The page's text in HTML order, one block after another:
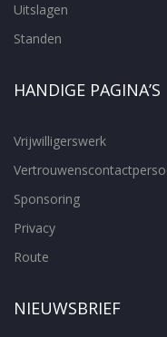
Uitslagen
Standen
HANDIGE PAGINA’S
Vrijwilligerswerk
Sponsoring
Privacy
Route
NIEUWSBRIEF